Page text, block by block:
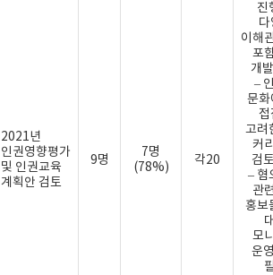
2021년
인권영향평가
및 인권교육
계획안 검토
9명
7명
(78%)
각20
진
이해
포
개
–
문화
접
고려
커
검
– 혐
관
홍보
모
운